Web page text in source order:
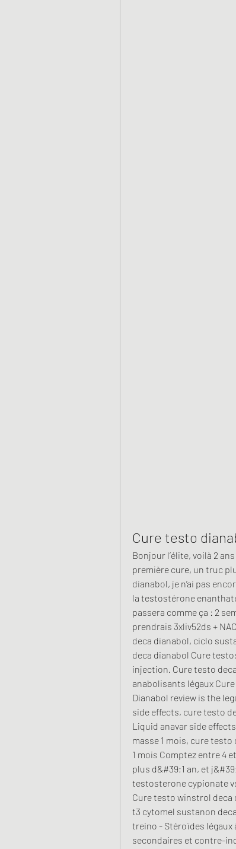
Cure testo
Bonjour l’élite, voilà 2
première cure, un truc
dianabol, je n’ai pas
la testostérone
passera comme ça : 2
prendrais 3xliv52ds +
deca dianabol, ciclo
deca dianabol Cure
injection. Cure testo
anabolisants légaux
Dianabol review is the
side effects, cure testo
Liquid anavar side
masse 1 mois, cure
1 mois Comptez entre 4
plus d&#39;1 an, et
testosterone cypionate
Cure testo winstrol
t3 cytomel sustanon
treino - Stéroïdes
secondaires et contre-